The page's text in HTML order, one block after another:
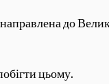
​​до
цьому.